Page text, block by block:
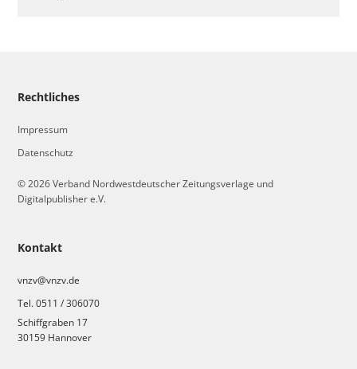
Kontakt
vnzv@vnzv.de
Tel. 0511 / 306070
Schiffgraben 17
30159 Hannover
Rechtliches
Impressum
Datenschutz
© 2026 Verband Nordwestdeutscher Zeitungsverlage und
Digitalpublisher e.V.